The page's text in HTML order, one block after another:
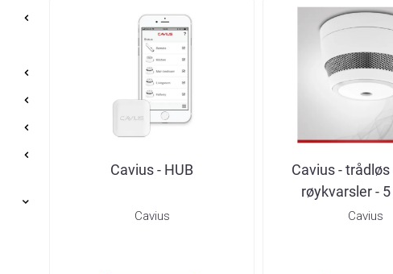
Cavius - HUB
Cavius
Cavius -
røykvarsler -
Cavius